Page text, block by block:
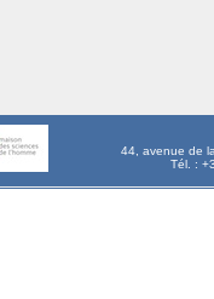
44, avenue de
Tél. :